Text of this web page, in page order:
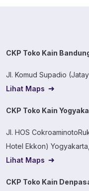
CKP Toko Kain
Jl. Komud Supadio
Lihat Maps
CKP Toko Kain
Jl. HOS
Hotel Ekkon)
Lihat Maps
CKP Toko Kain